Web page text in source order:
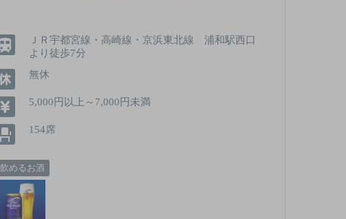
ＪＲ宇都宮線・高崎線・京浜東北線 浦和駅西口
より徒歩7分
無休
5,000円以上～7,000円未満
154席
飲めるお酒